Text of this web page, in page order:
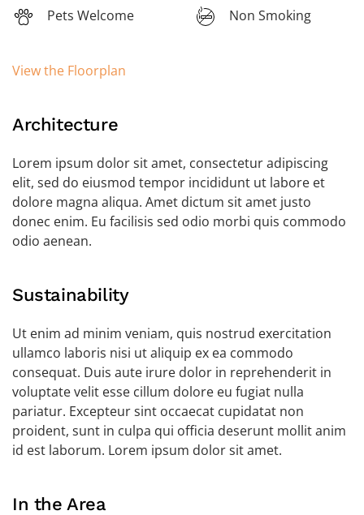
Pets Welcome
Non Smoking
View the Floorplan
Architecture
Lorem ipsum dolor sit amet, consectetur adipiscing
elit, sed do eiusmod tempor incididunt ut labore et
dolore magna aliqua. Amet dictum sit amet justo
donec enim. Eu facilisis sed odio morbi quis commodo
odio aenean.
Sustainability
Ut enim ad minim veniam, quis nostrud exercitation
ullamco laboris nisi ut aliquip ex ea commodo
consequat. Duis aute irure dolor in reprehenderit in
voluptate velit esse cillum dolore eu fugiat nulla
pariatur. Excepteur sint occaecat cupidatat non
proident, sunt in culpa qui officia deserunt mollit anim
id est laborum. Lorem ipsum dolor sit amet.
In the Area